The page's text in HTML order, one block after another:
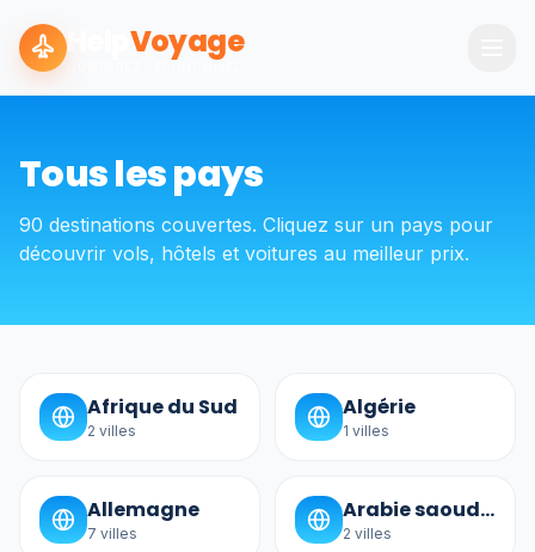
Voyage
Tous les pays
90 destinations couvertes. Cliquez sur un pays pour
découvrir vols, hôtels et voitures au meilleur prix.
Afrique du Sud
2 villes
Algérie
1 villes
Allemagne
7 villes
Arabie saoudite
2 villes